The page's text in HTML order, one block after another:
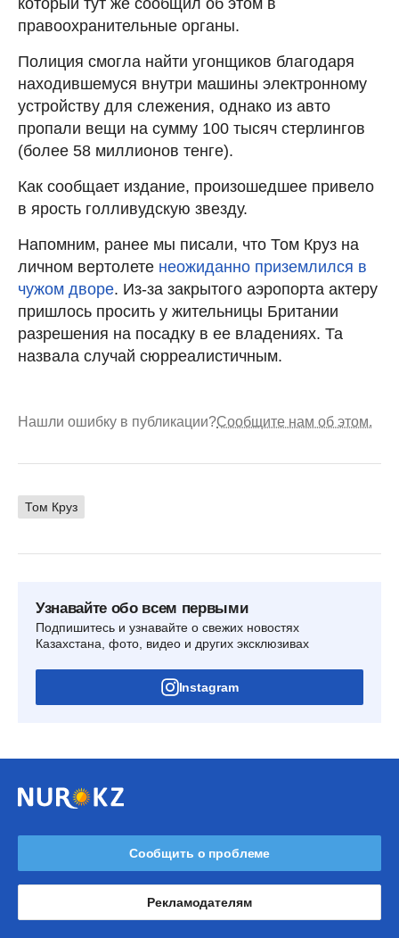
правоохранительные органы.
Полиция смогла найти угонщиков благодаря
находившемуся внутри машины электронному
устройству для слежения, однако из авто
пропали вещи на сумму 100 тысяч стерлингов
(более 58 миллионов тенге).
Как сообщает издание, произошедшее привело
в ярость голливудскую звезду.
Напомним, ранее мы писали, что Том Круз на
личном вертолете неожиданно приземлился в
чужом дворе. Из-за закрытого аэропорта актеру
пришлось просить у жительницы Британии
разрешения на посадку в ее владениях. Та
назвала случай сюрреалистичным.
Нашли ошибку в публикации?Сообщите нам об этом.
Том Круз
Узнавайте обо всем первыми
Подпишитесь и узнавайте о свежих новостях
Казахстана, фото, видео и других эксклюзивах
Instagram
Сообщить о проблеме
Рекламодателям